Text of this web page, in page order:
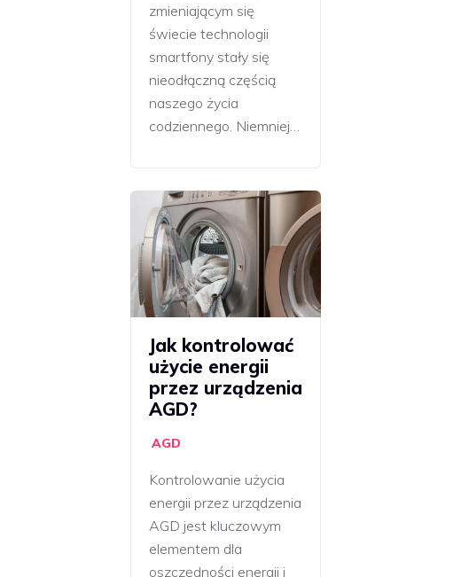
zmieniającym się
świecie technologii
smartfony stały się
nieodłączną częścią
naszego życia
codziennego. Niemniej…
Jak kontrolować
użycie energii
przez urządzenia
AGD?
AGD
Kontrolowanie użycia
energii przez urządzenia
AGD jest kluczowym
elementem dla
oszczędności energii i